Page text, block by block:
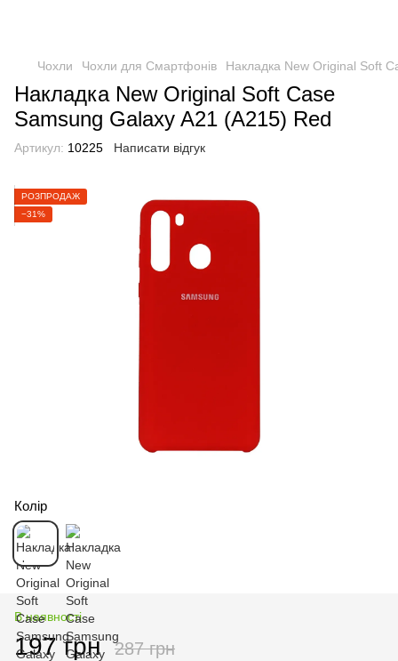
Чохли Чохли для Смартфонів Накладка New Original Soft
Накладка New Original Soft Case
Samsung Galaxy A21 (A215) Red
Артикул: 10225 Написати відгук
РОЗПРОДАЖ
−31%
Колір
В наявності
197 грн 287 грн